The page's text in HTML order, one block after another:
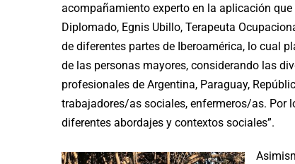
acompañamiento experto en la aplicación
Diplomado, Egnis Ubillo, Terapeuta
de diferentes partes de Iberoamérica, lo cual
de las personas mayores, considerando las
profesionales de Argentina, Paraguay,
trabajadores/as sociales, enfermeros/as. Por
diferentes abordajes y contextos sociales”.